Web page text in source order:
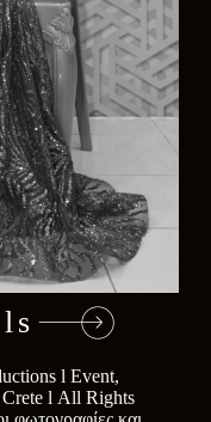
l Event,
l All Rights